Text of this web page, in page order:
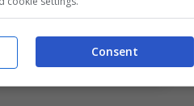
Rogers/GettyConsent